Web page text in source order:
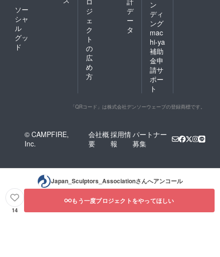
ソー
シャ
ル
グッ
ド
ジ
ェ
ク
ト
の
広
め
方
デ
ー
タ
ン
ディ
ング
mac
hi-ya
補助
金申
請サ
ポー
ト
「QRコード」は株式会社デンソーウェーブの登録商標です。
© CAMPFIRE,
Inc.
会社概
要
採用情
報
パートナー
募集
Japan_Sculptors_Associationさんへアンコール
14
もう一度プロジェクトをやってほしい